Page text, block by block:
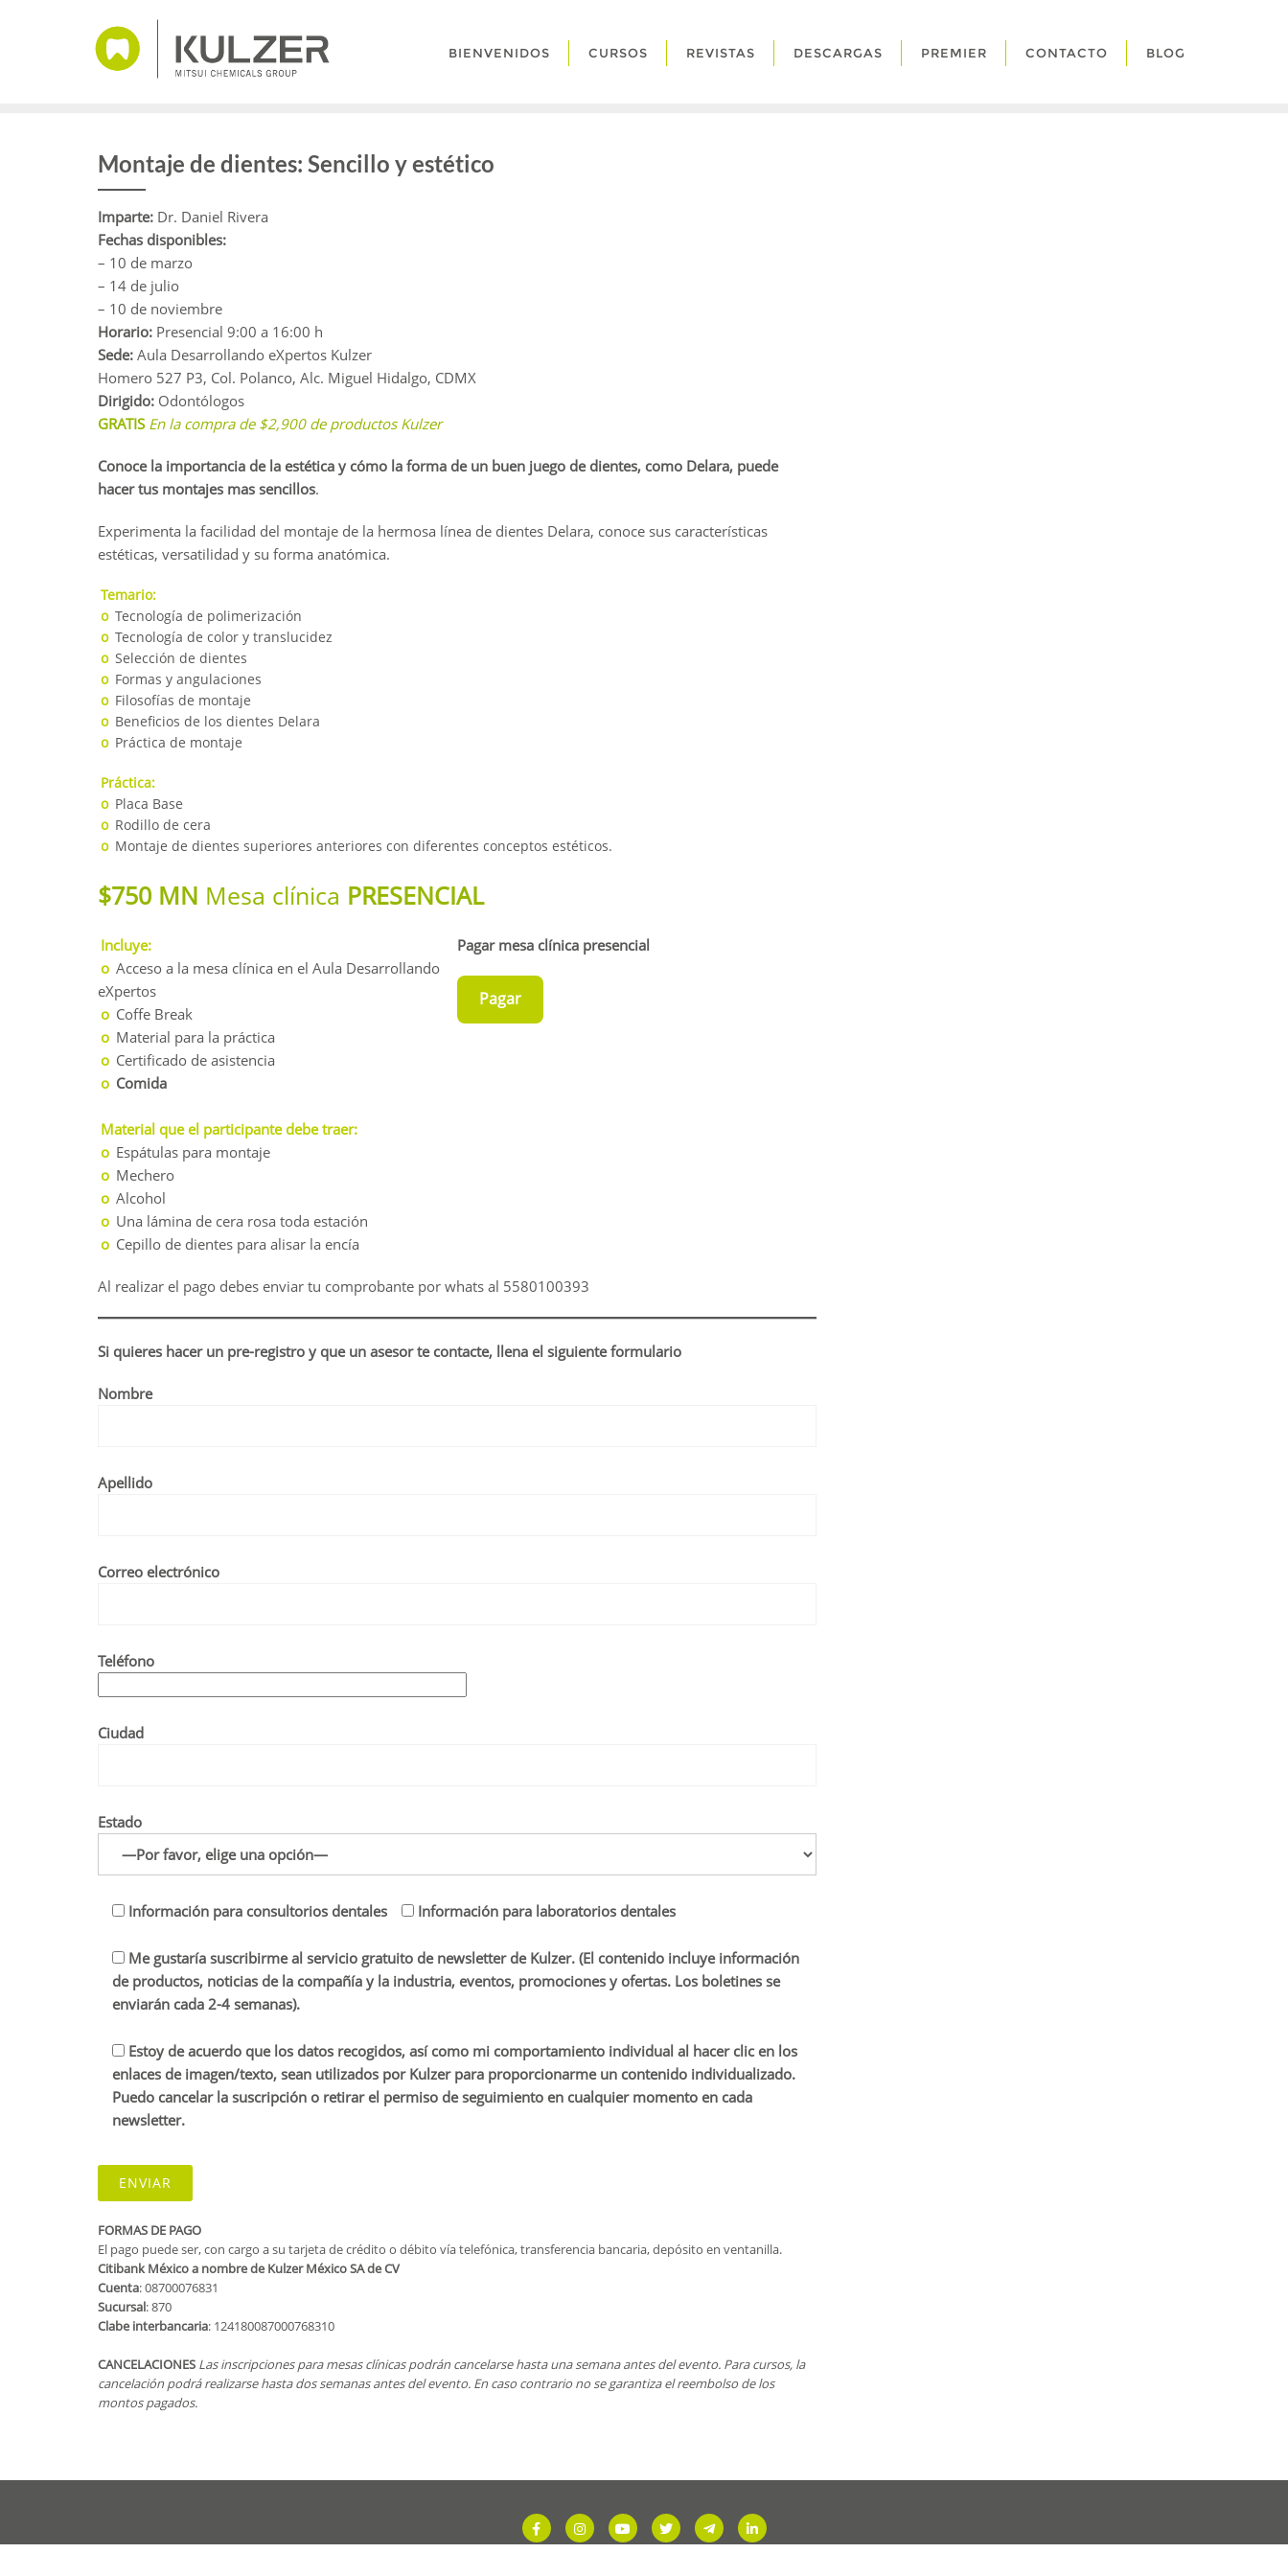
BIENVENIDOS CURSOS REVISTAS DESCARGAS PREMIER CONTACTO BLOG
Montaje de dientes: Sencillo y estético
Imparte: Dr. Daniel Rivera
Fechas disponibles:
– 10 de marzo
– 14 de julio
– 10 de noviembre
Horario: Presencial 9:00 a 16:00 h
Sede: Aula Desarrollando eXpertos Kulzer
Homero 527 P3, Col. Polanco, Alc. Miguel Hidalgo, CDMX
Dirigido: Odontólogos
GRATIS En la compra de $2,900 de productos Kulzer
Conoce la importancia de la estética y cómo la forma de un buen juego de dientes, como Delara, puede
hacer tus montajes mas sencillos.
Experimenta la facilidad del montaje de la hermosa línea de dientes Delara, conoce sus características
estéticas, versatilidad y su forma anatómica.
Temario:
o Tecnología de polimerización
o Tecnología de color y translucidez
o Selección de dientes
o Formas y angulaciones
o Filosofías de montaje
o Beneficios de los dientes Delara
o Práctica de montaje
Práctica:
o Placa Base
o Rodillo de cera
o Montaje de dientes superiores anteriores con diferentes conceptos estéticos.
$750 MN Mesa clínica PRESENCIAL
Incluye:
o Acceso a la mesa clínica en el Aula Desarrollando
eXpertos
o Coffe Break
o Material para la práctica
o Certificado de asistencia
o Comida
Material que el participante debe traer:
o Espátulas para montaje
o Mechero
o Alcohol
o Una lámina de cera rosa toda estación
o Cepillo de dientes para alisar la encía
Pagar mesa clínica presencial
Pagar
Al realizar el pago debes enviar tu comprobante por whats al 5580100393
Si quieres hacer un pre-registro y que un asesor te contacte, llena el siguiente formulario
Nombre
Apellido
Correo electrónico
Teléfono
Ciudad
Estado
Información para consultorios dentales Información para laboratorios dentales
Me gustaría suscribirme al servicio gratuito de newsletter de Kulzer. (El contenido incluye información
de productos, noticias de la compañía y la industria, eventos, promociones y ofertas. Los boletines se
enviarán cada 2-4 semanas).
Estoy de acuerdo que los datos recogidos, así como mi comportamiento individual al hacer clic en los
enlaces de imagen/texto, sean utilizados por Kulzer para proporcionarme un contenido individualizado.
Puedo cancelar la suscripción o retirar el permiso de seguimiento en cualquier momento en cada
newsletter.
FORMAS DE PAGO
El pago puede ser, con cargo a su tarjeta de crédito o débito vía telefónica, transferencia bancaria, depósito en ventanilla.
Citibank México a nombre de Kulzer México SA de CV
Cuenta: 08700076831
Sucursal: 870
Clabe interbancaria: 124180087000768310
CANCELACIONES Las inscripciones para mesas clínicas podrán cancelarse hasta una semana antes del evento. Para cursos, la
cancelación podrá realizarse hasta dos semanas antes del evento. En caso contrario no se garantiza el reembolso de los
montos pagados.